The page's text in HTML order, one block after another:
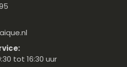
tot 16:30 uur